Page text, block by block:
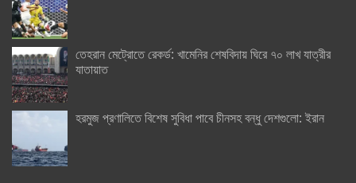
তেহরান মেট্রোতে রেকর্ড: খামেনির শেষবিদায় ঘিরে ৭০ লাখ যাত্রীর
যাতায়াত
হরমুজ প্রণালিতে বিশেষ সুবিধা পাবে চীনসহ বন্ধু দেশগুলো: ইরান